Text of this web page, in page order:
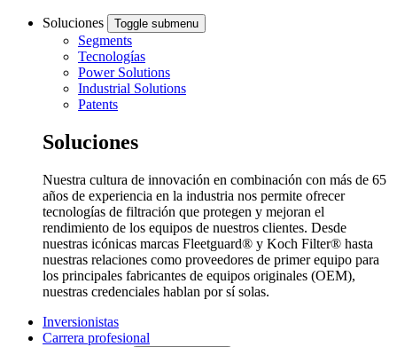
Soluciones Toggle submenu
Segments
Tecnologías
Power Solutions
Industrial Solutions
Patents
Soluciones
Nuestra cultura de innovación en combinación con más de 65
años de experiencia en la industria nos permite ofrecer
tecnologías de filtración que protegen y mejoran el
rendimiento de los equipos de nuestros clientes. Desde
nuestras icónicas marcas Fleetguard® y Koch Filter® hasta
nuestras relaciones como proveedores de primer equipo para
los principales fabricantes de equipos originales (OEM),
nuestras credenciales hablan por sí solas.
Inversionistas
Carrera profesional